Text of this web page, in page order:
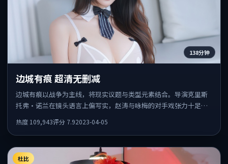
138分钟
边城有痕 超清无删减
边城有痕以战争为主线，将现实议题与类型元素结合。导演克里斯
托弗·诺兰在镜头语言上偏写实，赵涛与咏梅的对手戏张力十足，
热度 109,943评分 7.92023-04-05
杜比